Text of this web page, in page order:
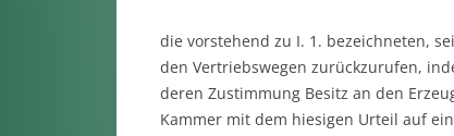
die vorstehend zu I. 1. bezeichneten,
den Vertriebswegen zurückzurufen,
deren Zustimmung Besitz an den
Kammer mit dem hiesigen Urteil auf